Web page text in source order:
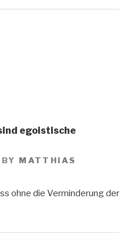
egoistische
BY MATTHIAS
ohne die Verminderung der